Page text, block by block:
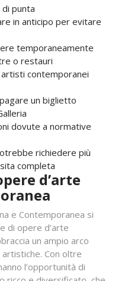
punta
in anticipo per evitare
temporaneamente
o restauri
contemporanei
un biglietto
dovute a normative
richiedere più
completa
d’arte
e Contemporanea si
di opere d’arte
un ampio arco
Con oltre
l’opportunità di